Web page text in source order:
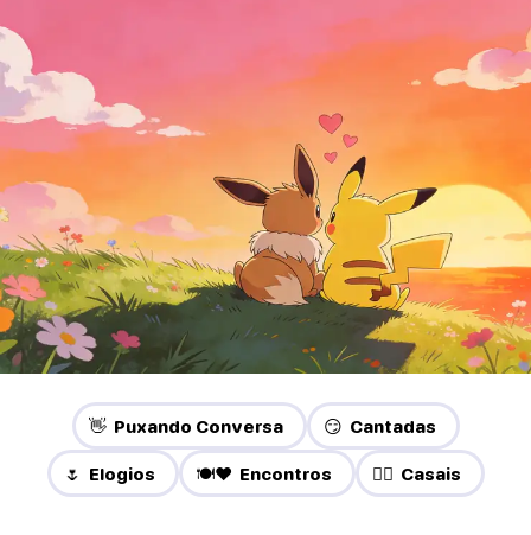
👋 Puxando Conversa 😏 Cantadas
🌷 Elogios 🍽️❤️ Encontros ❤️‍🔥 Casais